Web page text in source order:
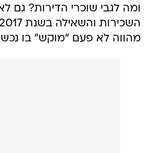
ומה לגבי שוכרי הדירות? גם
מהווה לא פעם "מוקש" בו